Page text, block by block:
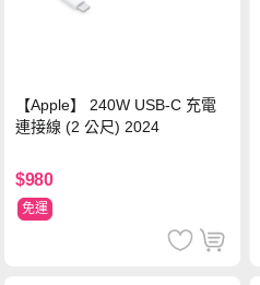
【Apple】 240W USB-C 充電
連接線 (2 公尺) 2024
$980
免運